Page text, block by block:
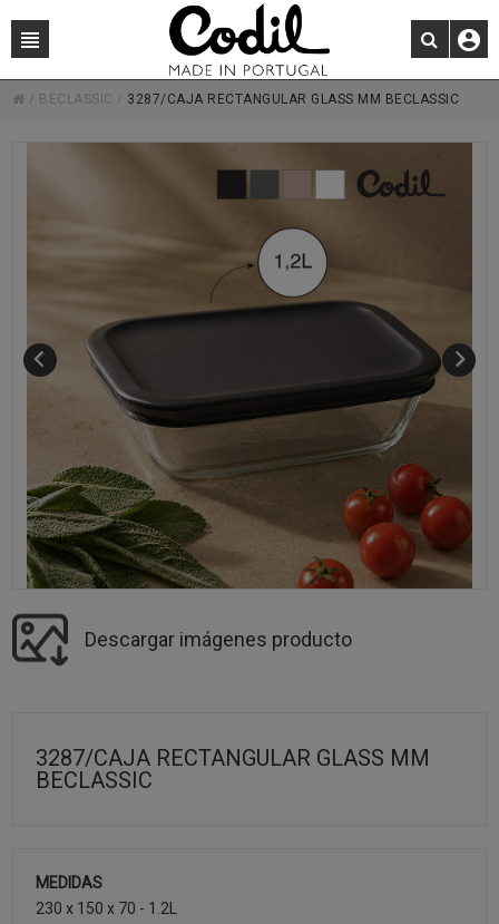
/ BECLASSIC / 3287/CAJA RECTANGULAR GLASS MM BECLASSIC
Descargar imágenes producto
3287/CAJA RECTANGULAR GLASS MM
BECLASSIC
MEDIDAS
230 x 150 x 70 - 1.2L